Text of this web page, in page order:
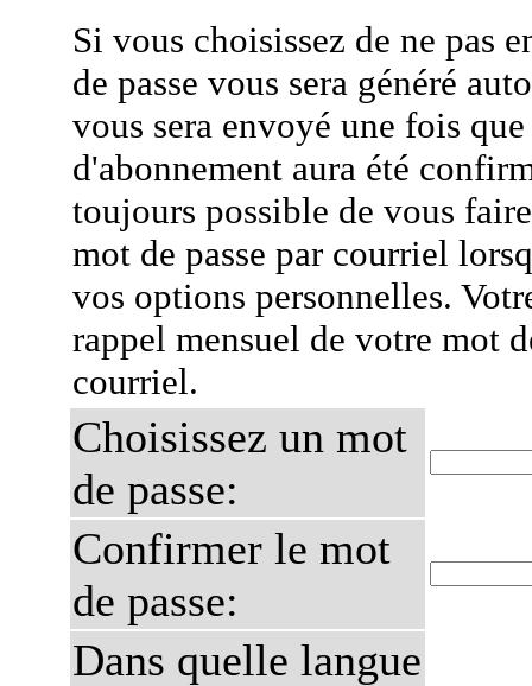
Si vous choisissez de ne pas
de passe vous sera généré
vous sera envoyé une fois
d'abonnement aura été
toujours possible de vous
mot de passe par courriel
vos options personnelles.
rappel mensuel de votre mot
courriel.
Choisissez un mot
de passe:
Confirmer le mot
de passe:
Dans quelle langue